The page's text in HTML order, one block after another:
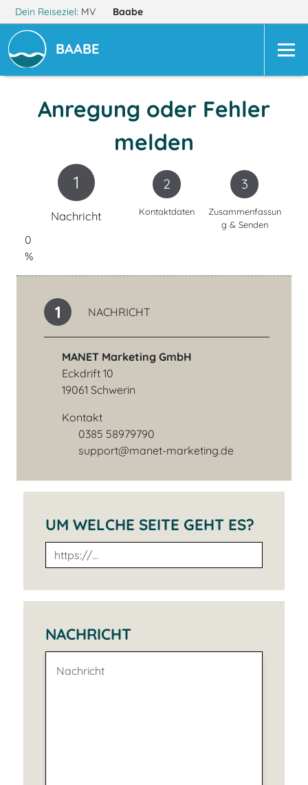
Dein Reiseziel: MV Baabe
BAABE
Anregung oder Fehler
melden
1
Nachricht
2
Kontaktdaten
3
Zusammenfassun
g & Senden
0
%
1 NACHRICHT
MANET Marketing GmbH
Eckdrift 10
19061 Schwerin
Kontakt
Telefonnummer
0385 58979790
E-Mail-Adresse
support@manet-marketing.de
UM WELCHE SEITE GEHT ES?
NACHRICHT